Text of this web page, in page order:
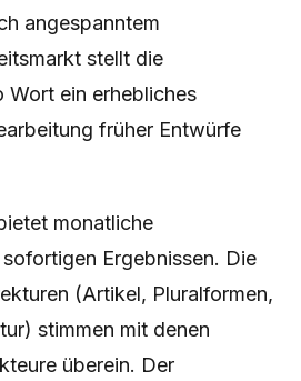
angespanntem
stellt die
Wort ein erhebliches
früher Entwürfe
monatliche
Ergebnissen. Die
(Artikel, Pluralformen,
stimmen mit denen
überein. Der